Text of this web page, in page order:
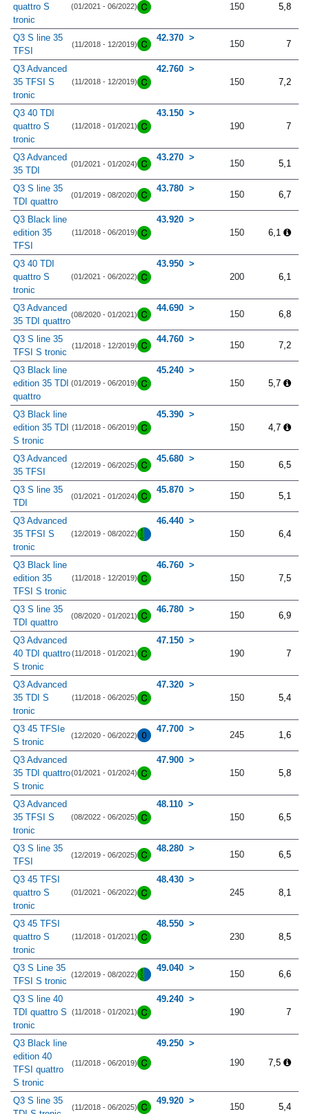
quattro S
tronic
(01/2021 - 06/2022)
150
5,8
Q3 S line 35
TFSI
(11/2018 - 12/2019)
42.370
150 7
Q3 Advanced
35 TFSI S
tronic
(11/2018 - 12/2019)
42.760
150
7,2
Q3 40 TDI
quattro S
tronic
(11/2018 - 01/2021)
43.150
190
7
Q3 Advanced
35 TDI
(01/2021 - 01/2024)
43.270
150 5,1
Q3 S line 35
TDI quattro
(01/2019 - 08/2020)
43.780
150 6,7
Q3 Black line
edition 35
TFSI
(11/2018 - 06/2019)
43.920
150
6,1
Q3 40 TDI
quattro S
tronic
(01/2021 - 06/2022)
43.950
200
6,1
Q3 Advanced
35 TDI quattro
(08/2020 - 01/2021)
44.690
150 6,8
Q3 S line 35
TFSI S tronic
(11/2018 - 12/2019)
44.760
150 7,2
Q3 Black line
edition 35 TDI
quattro
(01/2019 - 06/2019)
45.240
150
5,7
Q3 Black line
edition 35 TDI
S tronic
(11/2018 - 06/2019)
45.390
150
4,7
Q3 Advanced
35 TFSI
(12/2019 - 06/2025)
45.680
150 6,5
Q3 S line 35
TDI
(01/2021 - 01/2024)
45.870
150 5,1
Q3 Advanced
35 TFSI S
tronic
(12/2019 - 08/2022)
46.440
150
6,4
Q3 Black line
edition 35
TFSI S tronic
(11/2018 - 12/2019)
46.760
150
7,5
Q3 S line 35
TDI quattro
(08/2020 - 01/2021)
46.780
150 6,9
Q3 Advanced
40 TDI quattro
S tronic
(11/2018 - 01/2021)
47.150
190
7
Q3 Advanced
35 TDI S
tronic
(11/2018 - 06/2025)
47.320
150
5,4
Q3 45 TFSIe
S tronic
(12/2020 - 06/2022)
47.700
245 1,6
Q3 Advanced
35 TDI quattro
S tronic
(01/2021 - 01/2024)
47.900
150
5,8
Q3 Advanced
35 TFSI S
tronic
(08/2022 - 06/2025)
48.110
150
6,5
Q3 S line 35
TFSI
(12/2019 - 06/2025)
48.280
150 6,5
Q3 45 TFSI
quattro S
tronic
(01/2021 - 06/2022)
48.430
245
8,1
Q3 45 TFSI
quattro S
tronic
(11/2018 - 01/2021)
48.550
230
8,5
Q3 S Line 35
TFSI S tronic
(12/2019 - 08/2022)
49.040
150 6,6
Q3 S line 40
TDI quattro S
tronic
(11/2018 - 01/2021)
49.240
190
7
Q3 Black line
edition 40
TFSI quattro
S tronic
(11/2018 - 06/2019)
49.250
190
7,5
Q3 S line 35
(11/2018 - 06/2025)
49.920
150 5,4